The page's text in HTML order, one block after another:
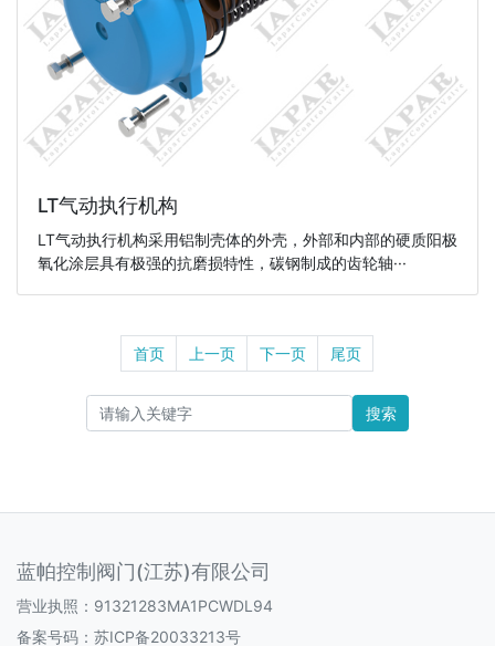
LT气动执行机构
LT气动执行机构采用铝制壳体的外壳，外部和内部的硬质阳极
氧化涂层具有极强的抗磨损特性，碳钢制成的齿轮轴···
首页 上一页 下一页 尾页
搜索
蓝帕控制阀门(江苏)有限公司
营业执照：91321283MA1PCWDL94
备案号码： 苏ICP备20033213号